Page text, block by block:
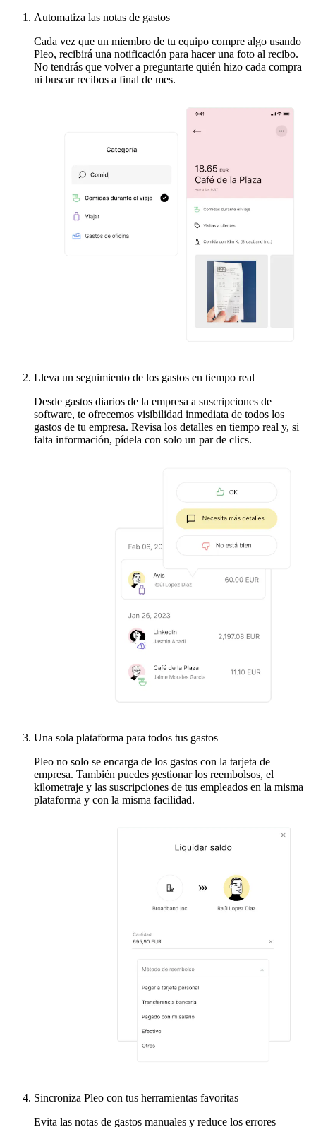
Automatiza las notas de gastos
Cada vez que un miembro de tu equipo compre algo usando
Pleo, recibirá una notificación para hacer una foto al recibo.
No tendrás que volver a preguntarte quién hizo cada compra
ni buscar recibos a final de mes.
Lleva un seguimiento de los gastos en tiempo real
Desde gastos diarios de la empresa a suscripciones de
software, te ofrecemos visibilidad inmediata de todos los
gastos de tu empresa. Revisa los detalles en tiempo real y, si
falta información, pídela con solo un par de clics.
Una sola plataforma para todos tus gastos
Pleo no solo se encarga de los gastos con la tarjeta de
empresa. También puedes gestionar los reembolsos, el
kilometraje y las suscripciones de tus empleados en la misma
plataforma y con la misma facilidad.
Sincroniza Pleo con tus herramientas favoritas
Evita las notas de gastos manuales y reduce los errores